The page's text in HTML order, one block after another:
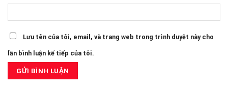
Lưu tên của tôi, email, và trang web trong trình duyệt này cho
lần bình luận kế tiếp của tôi.